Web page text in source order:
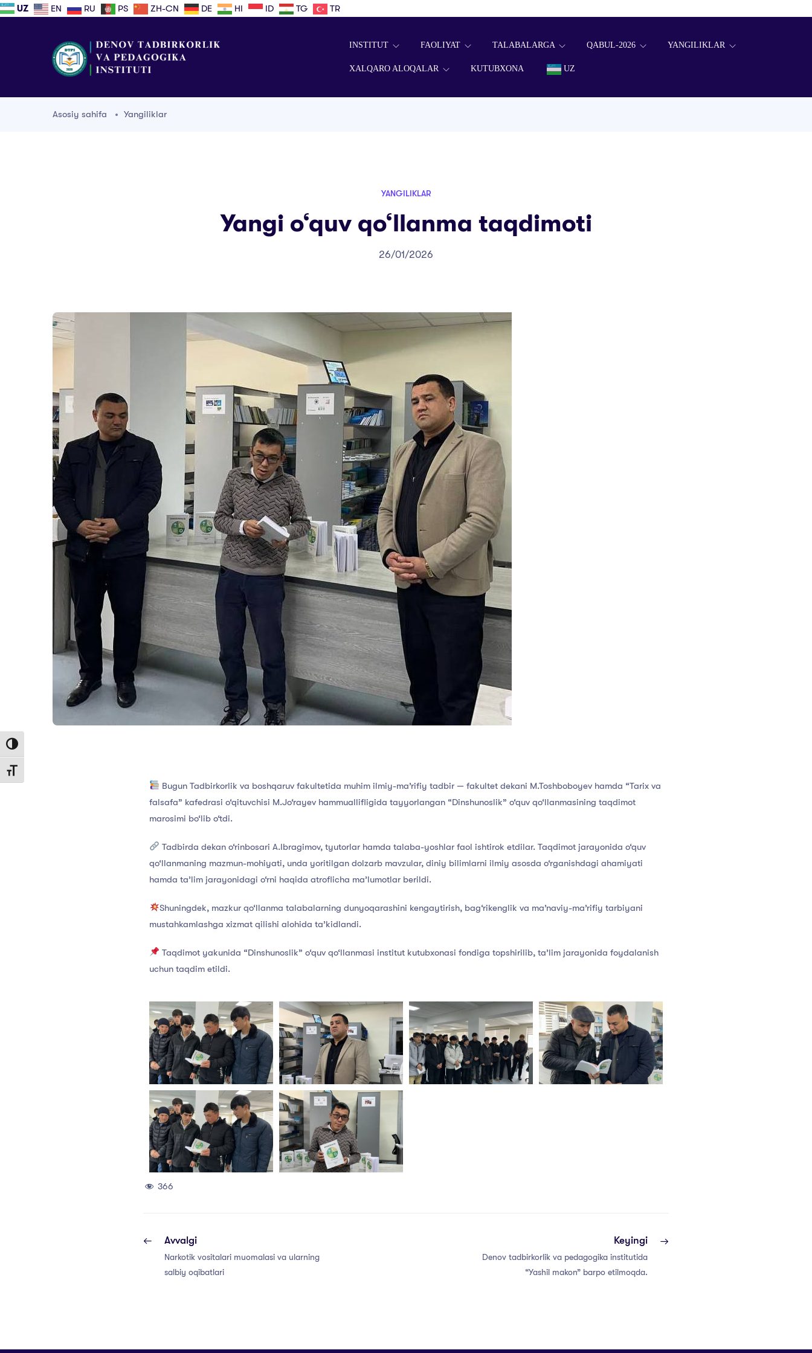
Toggle High Contrast
Toggle Font size
UZ EN RU PS ZH-CN DE HI ID TG TR
INSTITUT FAOLIYAT TALABALARGA QABUL-2026 YANGILIKLAR
XALQARO ALOQALAR KUTUBXONA UZ
Asosiy sahifa Yangiliklar
YANGILIKLAR
Yangi o‘quv qo‘llanma taqdimoti
26/01/2026
Bugun Tadbirkorlik va boshqaruv fakultetida muhim ilmiy-ma’rifiy tadbir — fakultet dekani M.Toshboboyev hamda “Tarix va
falsafa” kafedrasi o‘qituvchisi M.Jo‘rayev hammuallifligida tayyorlangan “Dinshunoslik” o‘quv qo‘llanmasining taqdimot
marosimi bo‘lib o‘tdi.
Tadbirda dekan o‘rinbosari A.Ibragimov, tyutorlar hamda talaba-yoshlar faol ishtirok etdilar. Taqdimot jarayonida o‘quv
qo‘llanmaning mazmun-mohiyati, unda yoritilgan dolzarb mavzular, diniy bilimlarni ilmiy asosda o‘rganishdagi ahamiyati
hamda ta’lim jarayonidagi o‘rni haqida atroflicha ma’lumotlar berildi.
Shuningdek, mazkur qo‘llanma talabalarning dunyoqarashini kengaytirish, bag‘rikenglik va ma’naviy-ma’rifiy tarbiyani
mustahkamlashga xizmat qilishi alohida ta’kidlandi.
Taqdimot yakunida “Dinshunoslik” o‘quv qo‘llanmasi institut kutubxonasi fondiga topshirilib, ta’lim jarayonida foydalanish
uchun taqdim etildi.
366
Avvalgi
Narkotik vositalari muomalasi va ularning
salbiy oqibatlari
Keyingi
Denov tadbirkorlik va pedagogika institutida
“Yashil makon” barpo etilmoqda.